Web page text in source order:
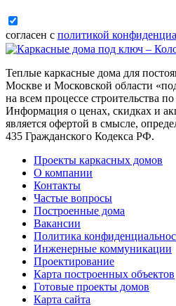
согласен с политикой
Теплые каркасные дома для
Москве и Московской области
на всем процессе строительства
Информация о ценах, скидках и
является офертой в смысле,
435 Гражданского Кодекса РФ.
Проекты каркасных домов
О компании
Контакты
Частые вопросы
Построенные дома
Вакансии
Политика
Инженерные коммуникации
Проектирование
Карта построенных объектов
Готовые проекты домов
Карта сайта